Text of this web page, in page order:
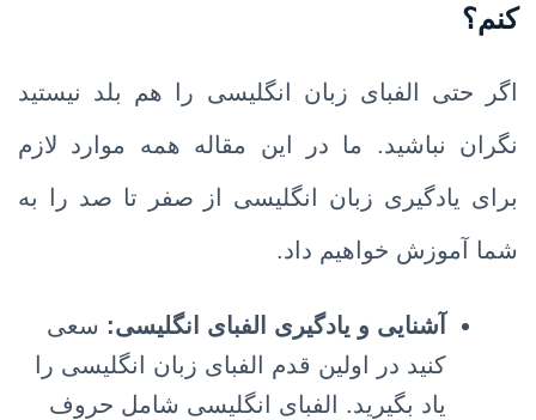
کنم؟
اگر حتی الفبای زبان انگلیسی را هم بلد نیستید
نگران نباشید. ما در این مقاله همه موارد لازم
برای یادگیری زبان انگلیسی از صفر تا صد را به
شما آموزش خواهیم داد.
آشنایی و یادگیری الفبای انگلیسی: سعی
کنید در اولین قدم الفبای زبان انگلیسی را
یاد بگیرید. الفبای انگلیسی شامل حروف